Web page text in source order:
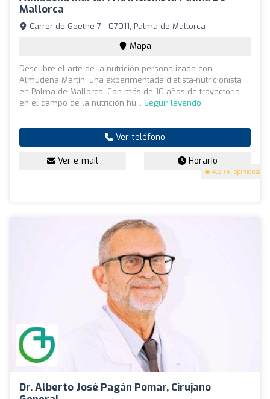
Mallorca
4.9 (41 opiniones)
Carrer de Goethe 7 - 07011, Palma de Mallorca
Mapa
Descubre el arte de la nutrición personalizada con
Almudena Martín, una experimentada dietista-nutricionista
en Palma de Mallorca. Con más de 10 años de trayectoria
en el campo de la nutrición hu... Seguir leyendo
Ver teléfono
Ver e-mail Horario
Dr. Alberto José Pagán Pomar, Cirujano